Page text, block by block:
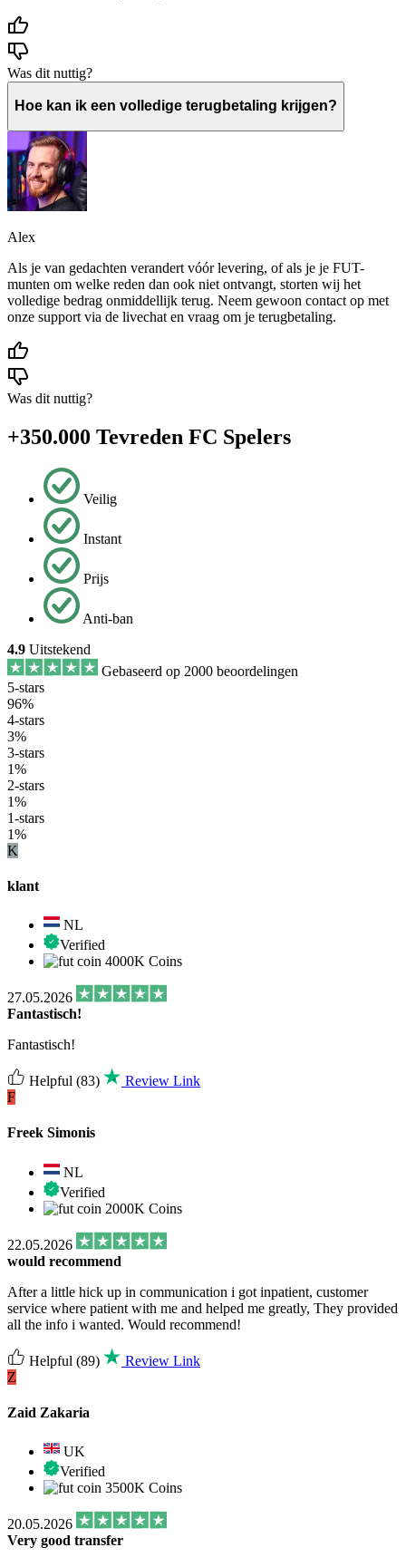
Was dit nuttig?
Hoe kan ik een volledige terugbetaling krijgen?
Alex
Als je van gedachten verandert vóór levering, of als je je FUT-
munten om welke reden dan ook niet ontvangt, storten wij het
volledige bedrag onmiddellijk terug. Neem gewoon contact op met
onze support via de livechat en vraag om je terugbetaling.
Was dit nuttig?
+350.000 Tevreden FC Spelers
Veilig
Instant
Prijs
Anti-ban
4.9 Uitstekend
Gebaseerd op 2000 beoordelingen
5-stars
96%
4-stars
3%
3-stars
1%
2-stars
1%
1-stars
1%
K
klant
NL
Verified
4000K Coins
27.05.2026
Fantastisch!
Fantastisch!
Helpful (83)
Review Link
F
Freek Simonis
NL
Verified
2000K Coins
22.05.2026
would recommend
After a little hick up in communication i got inpatient, customer
service where patient with me and helped me greatly, They provided
all the info i wanted. Would recommend!
Helpful (89)
Review Link
Z
Zaid Zakaria
UK
Verified
3500K Coins
20.05.2026
Very good transfer